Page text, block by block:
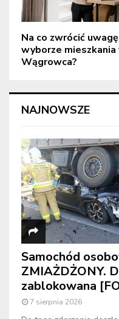
Na co zwrócić
wyborze
Wągrowca?
NAJNOWSZE
Samochód
ZMIAŻDŻONY.
zablokowana
7 sierpnia 2026